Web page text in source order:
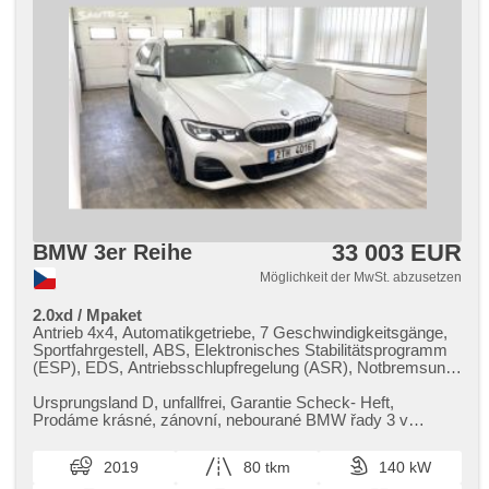
BMW 3er Reihe 33 003 EUR
Möglichkeit der MwSt. abzusetzen
2.0xd / Mpaket
Antrieb 4x4, Automatikgetriebe, 7 Geschwindigkeitsgänge,
Sportfahrgestell, ABS, Elektronisches Stabilitätsprogramm
(ESP), EDS, Antriebsschlupfregelung (ASR), Notbremsung
rychlostního limitu (SLIF), Uhr Spur, Blind Spot Anzeige,
asistent jízdy v koloně, asistent jízdy v jízdním pruhu,
Standheizung, Adaptive Geschwindigkeitsregelung,
Tempomat, täglich Leuchten, LED denní svícení,
Ursprungsland D,​ unfallfrei,​ Garantie Scheck​- Heft,​
Prodáme krásné,​ zánovní,​ nebourané BMW řady 3 v
2019 80 tkm
140 kW